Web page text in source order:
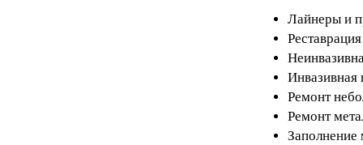
Лайнеры и
Инвазивная
Ремонт
Ремонт
Заполнение